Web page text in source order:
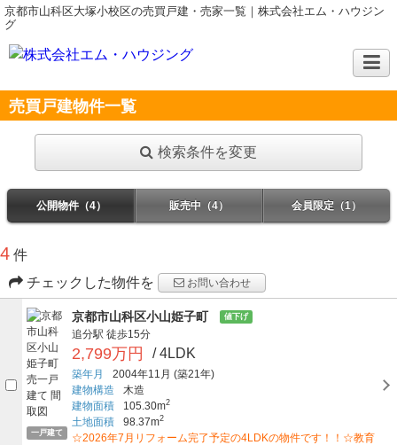
京都市山科区大塚小校区の売買戸建・売家一覧｜株式会社エム・ハウジン
グ
売買戸建物件一覧
検索条件を変更
公開物件（4） 販売中（4） 会員限定（1）
4 件
チェックした物件を
お問い合わせ
一戸建て
京都市山科区小山姫子町 値下げ
追分駅 徒歩15分
2,799万円 / 4LDK
築年月 2004年11月 (築21年)
建物構造
木造
建物面積
105.30m2
土地面積 98.37m2
☆2026年7月リフォーム完了予定の4LDKの物件です！！☆教育